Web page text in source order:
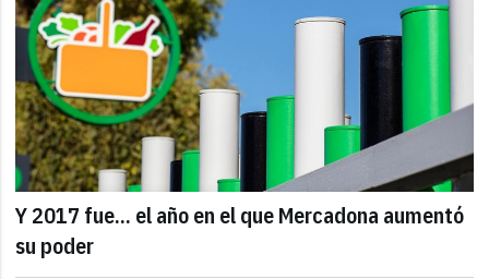
Y 2017 fue... el año en el que Mercadona aumentó
su poder